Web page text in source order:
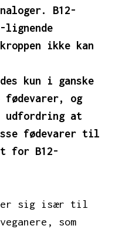
B12-
lignende
ikke kan
kun i ganske
fødevarer, og
udfordring at
fødevarer til
for B12-
sig især til
som